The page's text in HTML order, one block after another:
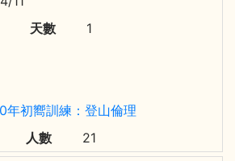
1
年初嚮訓練：登山倫理
21